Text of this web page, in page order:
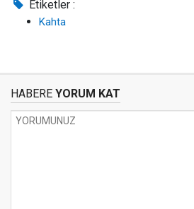
Etiketler :
Kahta
HABERE YORUM KAT